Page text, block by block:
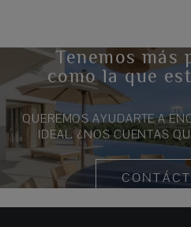
Tenemos más
como la que
QUEREMOS AYUDARTE A
IDEAL. ¿NOS CUENTAS